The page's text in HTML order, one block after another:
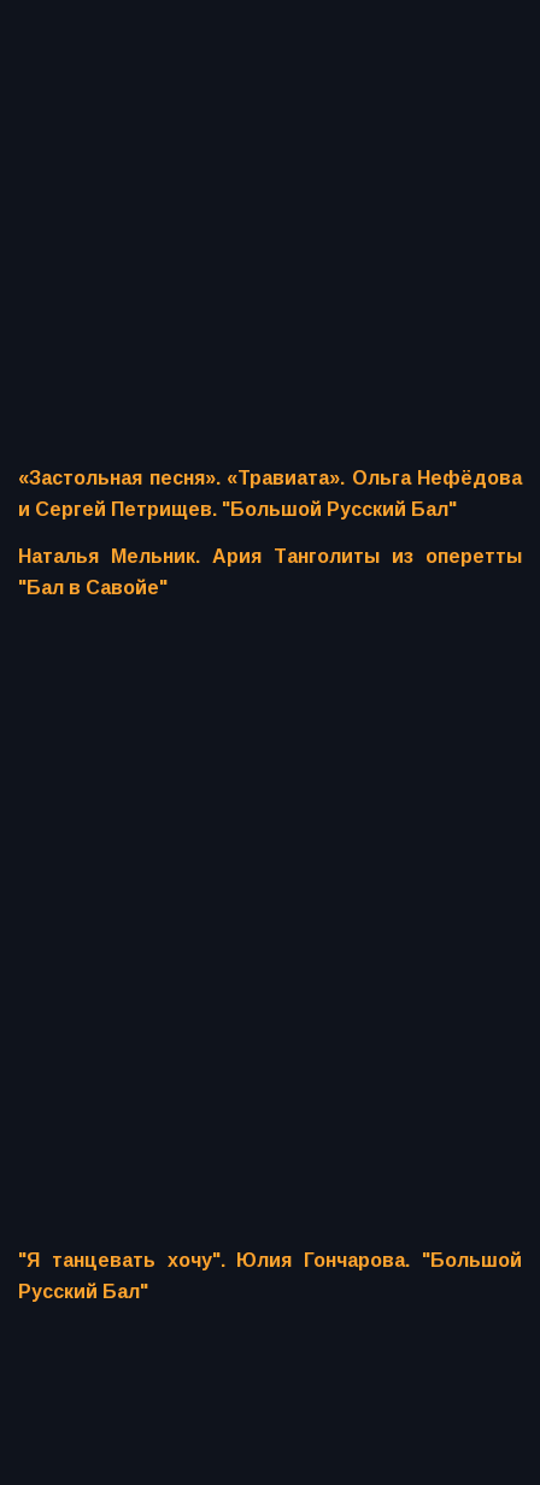
«Застольная песня». «Травиата». Ольга Нефёдова
и Сергей Петрищев. "Большой Русский Бал"
Наталья Мельник. Ария Танголиты из оперетты
"Бал в Савойе"
"Я танцевать хочу". Юлия Гончарова. "Большой
Русский Бал"